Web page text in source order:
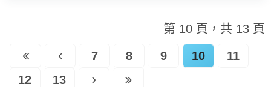
第 10 頁，共 13 頁
7 8 9 10
11
12
13